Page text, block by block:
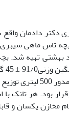
250 قطعه بچه فیل ماهی
وزنی 5/1 ±51/19 بعد از 24
آب با دبی تقریباً 5 لیتر در
مخازن یکسان و